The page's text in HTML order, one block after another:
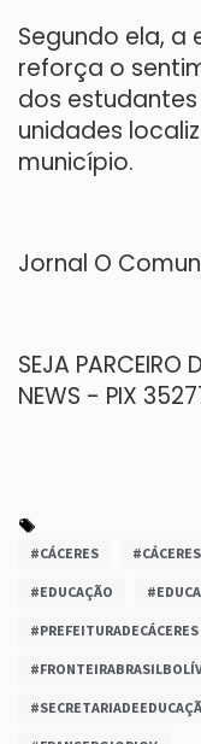
Segundo ela, a
reforça o
dos
unidades
município.
Jornal O
SEJA PARCEIRO
NEWS - PIX
#CÁCERES
#EDUCAÇÃO
#PREFEITURADECÁCERES